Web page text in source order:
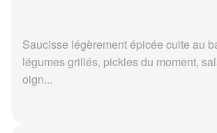
Saucisse légèrement épicée cuite au
légumes grillés, pickles du moment,
oign...